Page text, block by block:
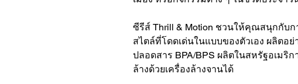
ซีรีส์ Thrill & Motion ชวนให้คุณสนุกกับ
สไตล์ที่โดดเด่นในแบบของตัวเอง ผลิตอย่
ปลอดสาร BPA/BPS ผลิตในสหรัฐอเมริ
ล้างด้วยเครื่องล้างจานได้